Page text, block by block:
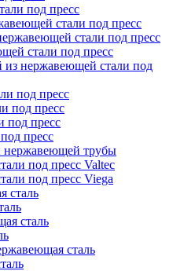
под пресс
стали под пресс
стали под пресс
стали под пресс
из нержавеющей стали под
под пресс
под пресс
под пресс
пресс
нержавеющей трубы
под пресс Valtec
под пресс Viega
сталь
сталь
сталь